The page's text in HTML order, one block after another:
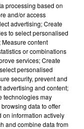
2019 à 13h30
gandhi
Auchel
processing based on
and/or access
advertising; Create
to select personalised
content
or combinations
services; Create
personalised
security, prevent and
advertising and content;
technologies may
data to offer
on information actively
and combine data from